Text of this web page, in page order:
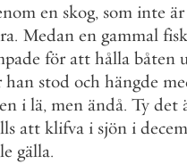
en skog, som inte är
. Medan en gammal
för att hålla båten
han stod och hängde
i lä, men ändå. Ty det
att klifva i sjön i
gälla.